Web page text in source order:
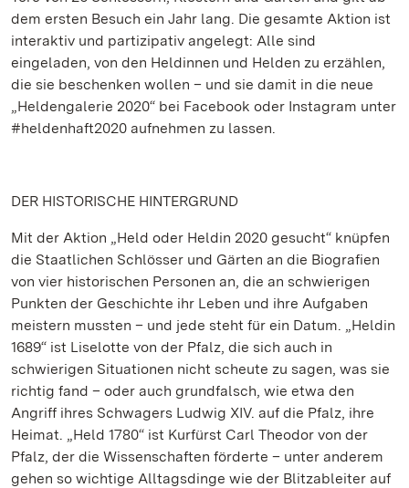
dem ersten Besuch ein Jahr lang. Die gesamte Aktion ist
interaktiv und partizipativ angelegt: Alle sind
eingeladen, von den Heldinnen und Helden zu erzählen,
die sie beschenken wollen – und sie damit in die neue
„Heldengalerie 2020“ bei Facebook oder Instagram unter
#heldenhaft2020 aufnehmen zu lassen.
DER HISTORISCHE HINTERGRUND
Mit der Aktion „Held oder Heldin 2020 gesucht“ knüpfen
die Staatlichen Schlösser und Gärten an die Biografien
von vier historischen Personen an, die an schwierigen
Punkten der Geschichte ihr Leben und ihre Aufgaben
meistern mussten – und jede steht für ein Datum. „Heldin
1689“ ist Liselotte von der Pfalz, die sich auch in
schwierigen Situationen nicht scheute zu sagen, was sie
richtig fand – oder auch grundfalsch, wie etwa den
Angriff ihres Schwagers Ludwig XIV. auf die Pfalz, ihre
Heimat. „Held 1780“ ist Kurfürst Carl Theodor von der
Pfalz, der die Wissenschaften förderte – unter anderem
gehen so wichtige Alltagsdinge wie der Blitzableiter auf